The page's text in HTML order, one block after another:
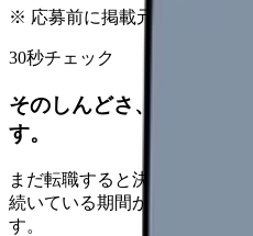
※ 応募前に掲載元の最新情報
30秒チェック
そのしんどさ、転職すべ
す。
まだ転職すると決めていなく
続いている期間から、次に見
す。